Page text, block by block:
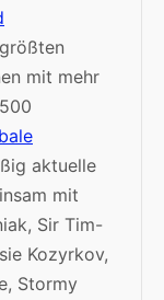
mit mehr
aktuelle
mit
, Sir Tim-
Kozyrkov,
Stormy